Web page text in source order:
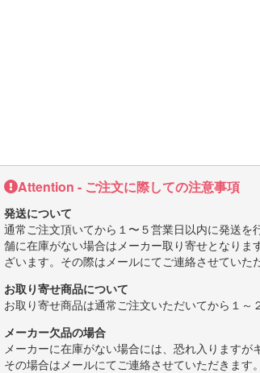
Attention - ご注文に際しての注意事項
発送について
通常ご注文頂いてから１〜５営業日以内に発送
舗に在庫がない場合はメーカー取り寄せとなり
ざいます。その際はメールにてご連絡させていた
お取り寄せ商品について
お取り寄せ商品は通常ご注文いただいてから１～
メーカー欠品の場合
メーカーに在庫がない場合には、恐れ入りますが
その場合はメールにてご連絡させていただきます。